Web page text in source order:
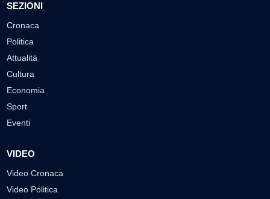
SEZIONI
Cronaca
Politica
Attualità
Cultura
Economia
Sport
Eventi
VIDEO
Video Cronaca
Video Politica